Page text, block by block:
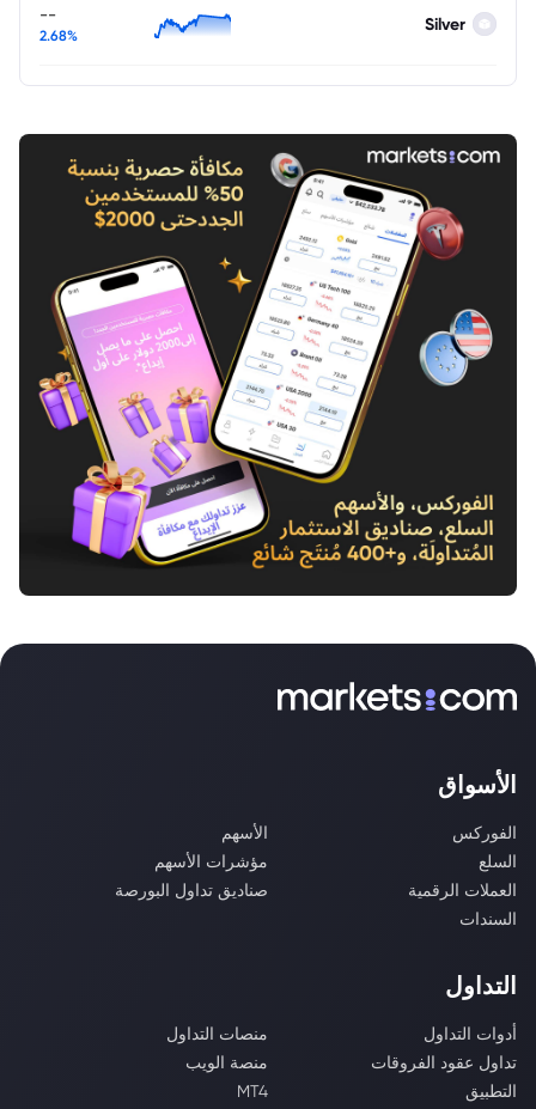
Silver
--
2.68%
الأسواق
الفوركس
الأسهم
السلع
مؤشرات الأسهم
العملات الرقمية
صناديق تداول البورصة
السندات
التداول
أدوات التداول
منصات التداول
تداول عقود الفروقات
منصة الويب
التطبيق
MT4